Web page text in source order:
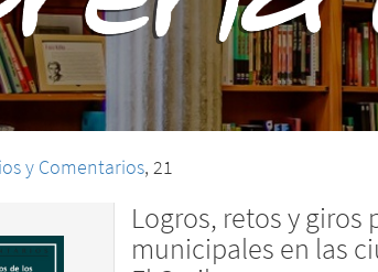
y Comentarios, 21
Logros, retos y
municipales en las